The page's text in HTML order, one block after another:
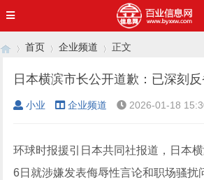
›
首页
›
企业频道
›
正文
日本横滨市长公开道歉：已深刻
小业 企业频道 2026-01-18
环球时报援引日本共同社报道，日本
6日就涉嫌发表侮辱性言论和职场骚扰